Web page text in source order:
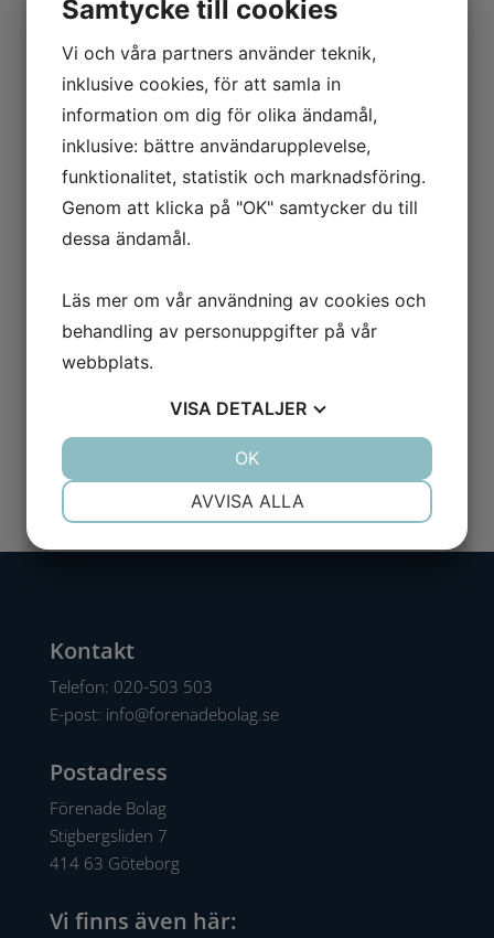
Hotels i Sverige AB.
Enligt handlingarna skall kravet
avse en oreglerad faktura för
hotellboende på Plaza Hotell i
Örebro. Kontakta Förenade Bolag
för mer information.
bedrägerier och olika slags
bluffbolag
Följ oss på
Kontakt
Telefon: 020-503 503
E-post: info@forenadebolag.se
Postadress
Förenade Bolag
Stigbergsliden 7
414 63 Göteborg
Vi finns även här:
Samtycke till cookies
Vi och våra partners använder teknik,
inklusive cookies, för att samla in
information om dig för olika ändamål,
inklusive: bättre användarupplevelse,
funktionalitet, statistik och marknadsföring.
Genom att klicka på "OK" samtycker du till
dessa ändamål.
Läs mer om vår användning av cookies och
behandling av personuppgifter på vår
webbplats.
VISA DETALJER
AVVISA ALLA
OK